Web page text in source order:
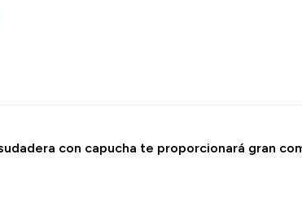
con capucha te proporcionará gran